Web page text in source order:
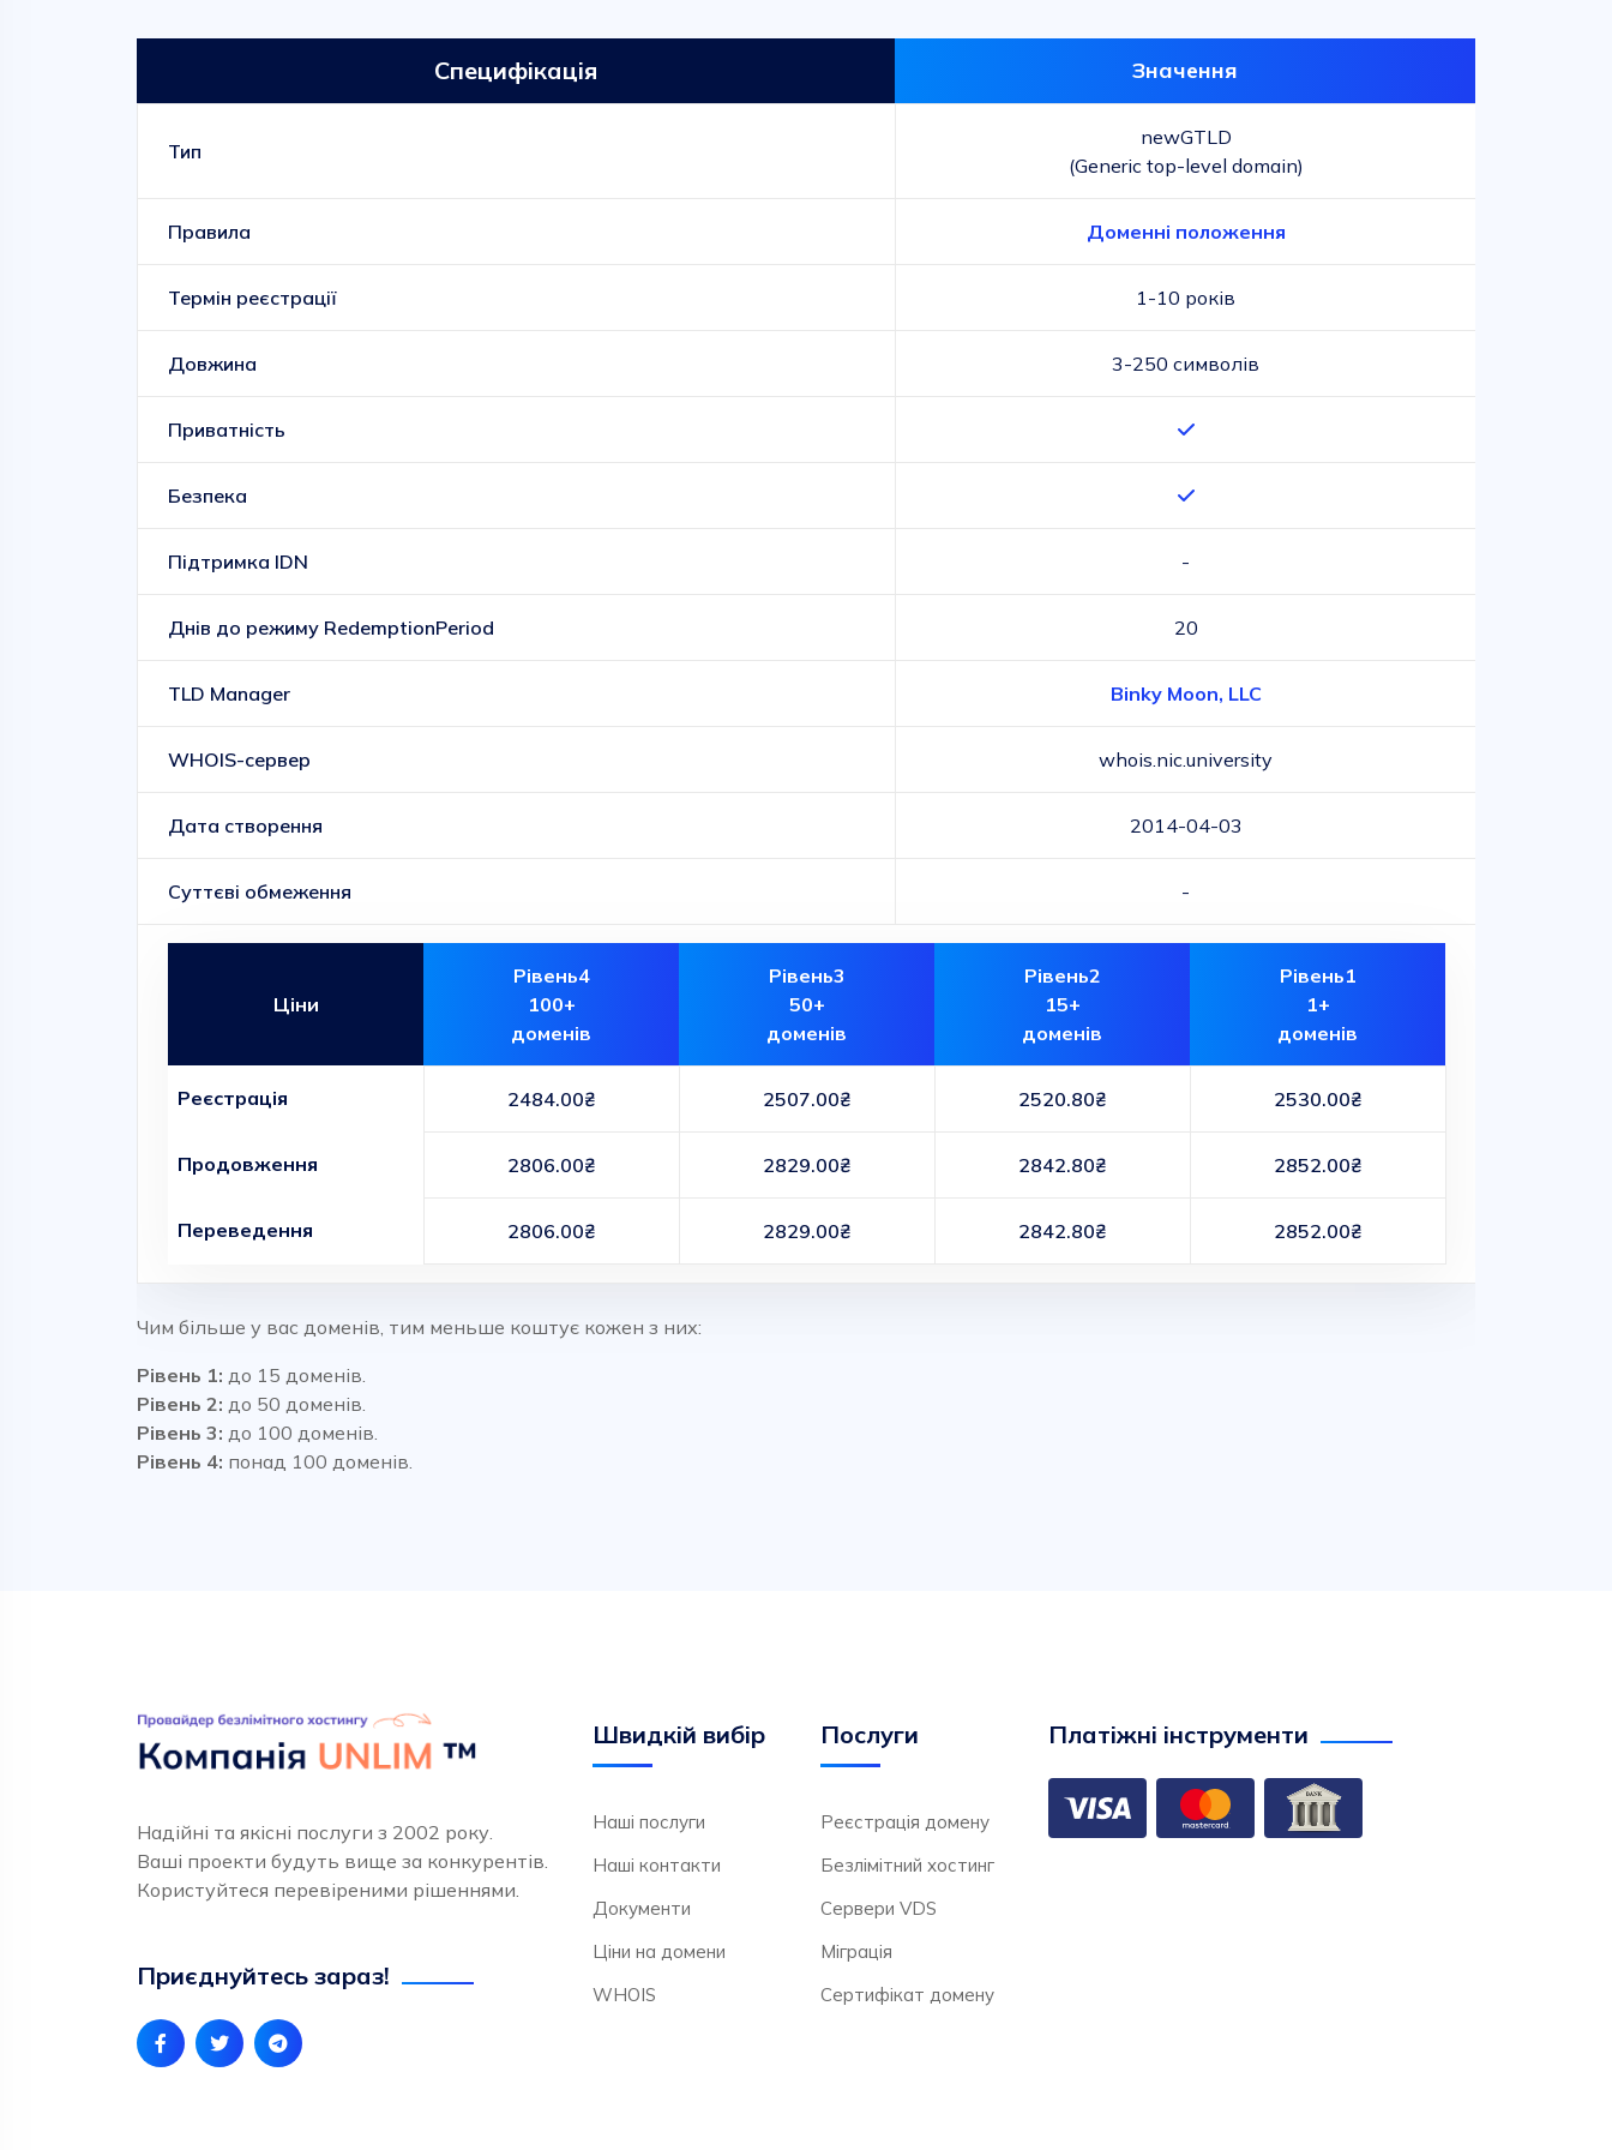
Специфікація Значення
Тип
newGTLD
(Generic top-level domain)
Правила Доменні положення
Термін реєстрації 1-10 років
Довжина 3-250 символів
Приватність
Безпека
Підтримка IDN -
Днів до режиму RedemptionPeriod 20
TLD Manager Binky Moon, LLC
WHOIS-сервер whois.nic.university
Дата створення 2014-04-03
Суттєві обмеження -
Ціни
Рівень4
100+
доменів
Рівень3
50+
доменів
Рівень2
15+
доменів
Рівень1
1+
доменів
Реєстрація 2484.00₴ 2507.00₴ 2520.80₴ 2530.00₴
Продовження 2806.00₴ 2829.00₴ 2842.80₴ 2852.00₴
Переведення 2806.00₴ 2829.00₴ 2842.80₴ 2852.00₴
Чим більше у вас доменів, тим меньше коштує кожен з них:
Рівень 1: до 15 доменів.
Рівень 2: до 50 доменів.
Рівень 3: до 100 доменів.
Рівень 4: понад 100 доменів.
Надійні та якісні послуги з 2002 року.
Ваші проекти будуть вище за конкурентів.
Користуйтеся перевіреними рішеннями.
Приєднуйтесь зараз!
Швидкій вибір
Наші послуги
Наші контакти
Документи
Ціни на домени
WHOIS
Послуги
Реєстрація домену
Безлімітний хостинг
Сервери VDS
Міграція
Сертифікат домену
Платіжні інструменти